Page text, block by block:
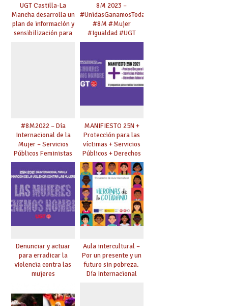
UGT Castilla-La
Mancha desarrolla un
plan de información y
sensibilización para
8M 2023 –
#UnidasGanamosTodas
#8M #Mujer
#Igualdad #UGT
#8M2022 – Día
Internacional de la
Mujer – Servicios
Públicos Feministas
para Avanzar
MANIFIESTO 25N +
Protección para las
víctimas + Servicios
Públicos + Derechos
laborales
Denunciar y actuar
para erradicar la
violencia contra las
mujeres
Aula intercultural –
Por un presente y un
futuro sin pobreza.
Día Internacional